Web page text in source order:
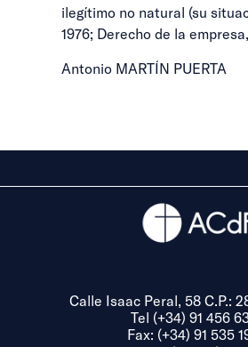
ilegítimo no natural (su
1976; Derecho de la
Antonio MARTÍN PUERTA
Calle Isaac Peral, 58 C.P.:
Tel (+34) 91 456
Fax: (+34) 91 535